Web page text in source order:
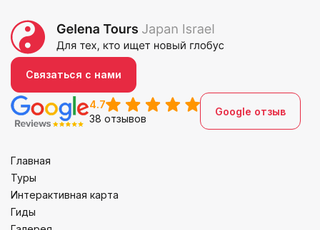
Связаться с нами
4.7
38 отзывов
Google отзыв
Главная
Туры
Интерактивная карта
Гиды